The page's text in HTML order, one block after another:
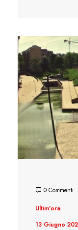
0 Commenti
Ultim'ora
13 Giugno